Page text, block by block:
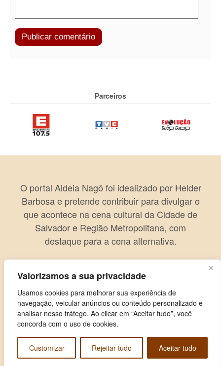
Valorizamos a sua privacidade
Usamos cookies para melhorar sua experiência de
navegação, veicular anúncios ou conteúdo personalizado e
analisar nosso tráfego. Ao clicar em “Aceitar tudo”, você
concorda com o uso de cookies.
Customizar Rejeitar tudo Aceitar tudo
Parceiros
O portal Aldeia Nagô foi idealizado por Helder
Barbosa e pretende contribuir para divulgar o
que acontece na cena cultural da Cidade de
Salvador e Região Metropolitana, com
destaque para a cena alternativa.
Copyright © 2026 Aldeia Nagô. Todos os direitos reservados.